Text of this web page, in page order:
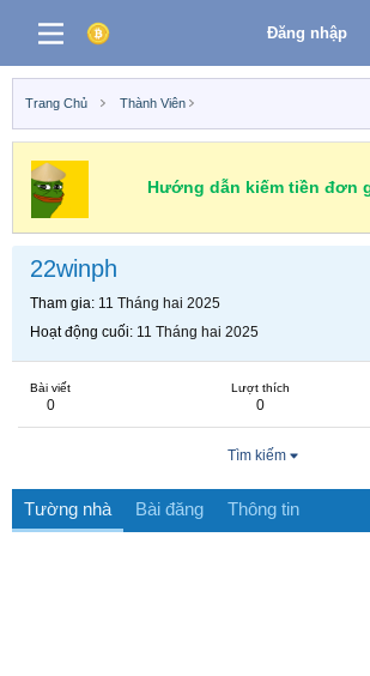
Đăng nhập
Trang Chủ Thành Viên
Hướng dẫn kiếm tiền đơn
22winph
Tham gia 11 Tháng hai 2025
Hoạt động cuối 11 Tháng hai 2025
Bài viết
0
Lượt thích
0
Tìm kiếm
Tường nhà Bài đăng Thông tin